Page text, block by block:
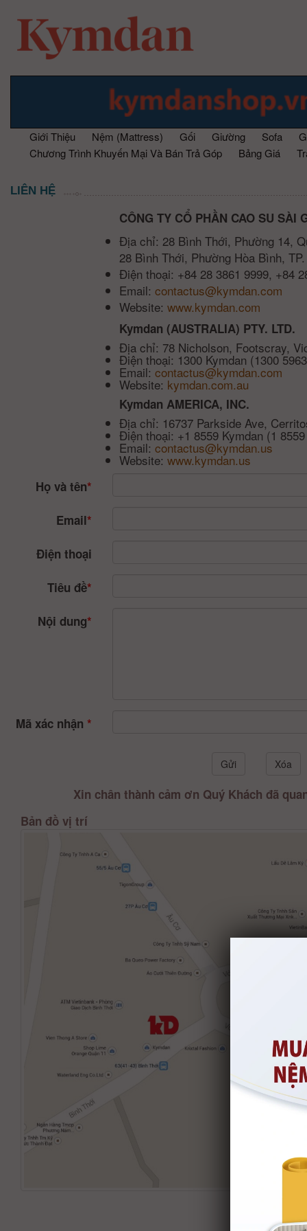
Giới Thiệu Nệm (Mattress) Gối Giường Sofa
Chương Trình Khuyến Mại Và Bán Trả Góp
Bảng Giá
LIÊN HỆ
CÔNG TY CỔ PHẦN CAO SU SÀI
Địa chỉ: 28 Bình Thới, Phường 14,
28 Bình Thới, Phường Hòa Bình,
Điện thoại: +84 28 3861 9999, +84
Email:contactus@kymdan.com
Website:www.kymdan.com
Kymdan (AUSTRALIA) PTY. LTD.
Địa chỉ: 78 Nicholson, Footscray,
Điện thoại: 1300 Kymdan (1300
Email:contactus@kymdan.com
Website: kymdan.com.au
Kymdan AMERICA, INC.
Địa chỉ: 16737 Parkside Ave,
Điện thoại: +1 8559 Kymdan (1
Email:contactus@kymdan.us
Website:www.kymdan.us
Họ và tên*
Email*
Điện thoại
Tiêu đề*
Nội dung*
Mã xác nhận*
Xin chân thành cảm ơn Quý Khách đã
Bản đồ vị trí